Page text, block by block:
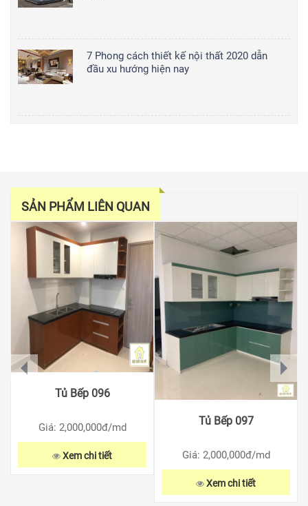
7 Phong cách thiết kế nội thất 2020 dẫn
đầu xu hướng hiện nay
SẢN PHẨM LIÊN QUAN
Tủ Bếp 096
Giá: 2,000,000đ/md
Xem chi tiết
Tủ Bếp 097
Giá: 2,000,000đ/md
Xem chi tiết
prev next